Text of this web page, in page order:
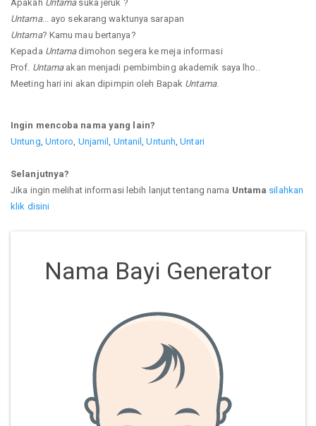
Apakah Untamasuka jeruk ?
Untama... ayo sekarang waktunya sarapan
Untama? Kamu mau bertanya?
Kepada Untamadimohon segera ke meja informasi
Prof. Untamaakan menjadi pembimbing akademik saya lho..
Meeting hari ini akan dipimpin oleh Bapak Untama.
Ingin mencoba nama yang lain?
Untung Untoro Unjamil Untanil ,Untunh ,Untari
Selanjutnya?
Jika ingin melihat informasi lebih lanjut tentang nama Untama silahkan
klik disini
Nama Bayi Generator